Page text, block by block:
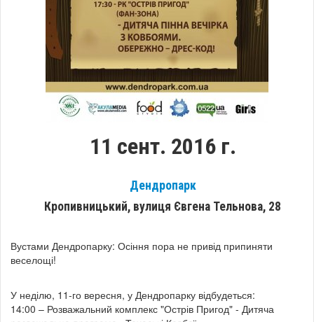
11 сент. 2016 г.
Дендропарк
Кропивницький, вулиця Євгена Тельнова, 28
Вустами Дендропарку: Осіння пора не привід припиняти
веселощі!
У неділю, 11-го вересня, у Дендропарку відбудеться:
14:00 – Розважальний комплекс "Острів Пригод" - Дитяча